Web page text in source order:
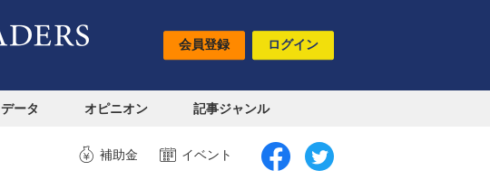
会員登録 ログイン
データ オピニオン 記事ジャンル
補助金 イベント